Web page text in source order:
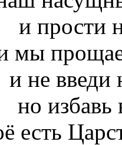
и прости
мы
и не введи
но избавь
есть